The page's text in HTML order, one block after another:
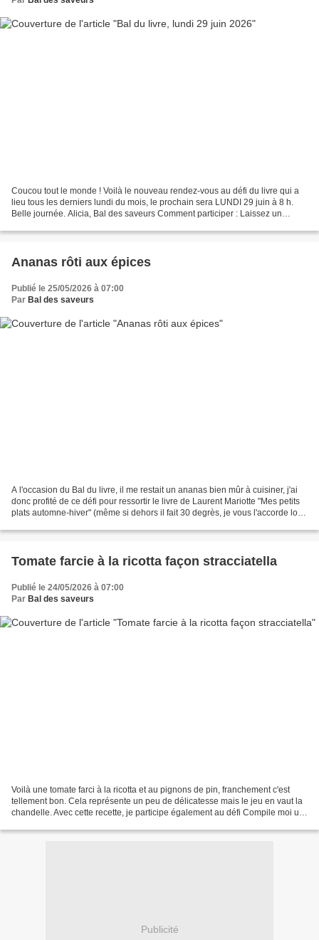
Coucou tout le monde ! Voilà le nouveau rendez-vous au défi du livre qui a
lieu tous les derniers lundi du mois, le prochain sera LUNDI 29 juin à 8 h.
Belle journée. Alicia, Bal des saveurs Comment participer : Laissez un
Ananas rôti aux épices
Publié le 25/05/2026 à 07:00
Par Bal des saveurs
A l'occasion du Bal du livre, il me restait un ananas bien mûr à cuisiner, j'ai
donc profité de ce défi pour ressortir le livre de Laurent Mariotte "Mes petits
plats automne-hiver" (même si dehors il fait 30 degrès, je vous l'accorde lol).
Tomate farcie à la ricotta façon stracciatella
Publié le 24/05/2026 à 07:00
Par Bal des saveurs
Voilà une tomate farci à la ricotta et au pignons de pin, franchement c'est
tellement bon. Cela représente un peu de délicatesse mais le jeu en vaut la
chandelle. Avec cette recette, je participe également au défi Compile moi un
Publicité